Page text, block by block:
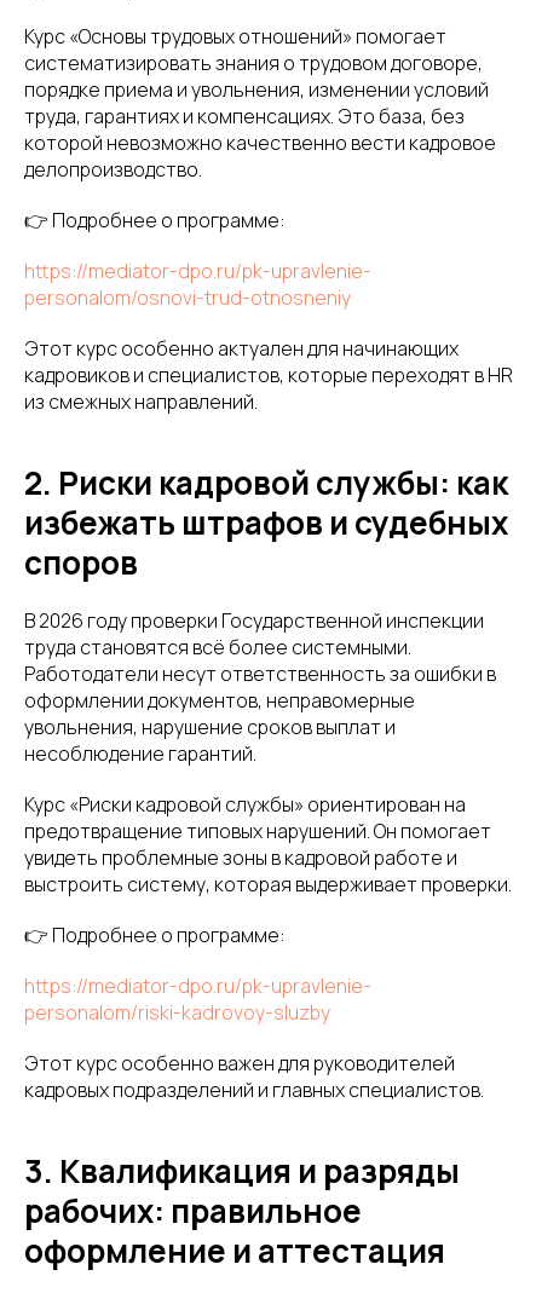
Курс «Основы трудовых отношений» помогает
систематизировать знания о трудовом договоре,
порядке приема и увольнения, изменении условий
труда, гарантиях и компенсациях. Это база, без
которой невозможно качественно вести кадровое
делопроизводство.
👉 Подробнее о программе:
https://mediator-dpo.ru/pk-upravlenie-
personalom/osnovi-trud-otnosneniy
Этот курс особенно актуален для начинающих
кадровиков и специалистов, которые переходят в HR
из смежных направлений.
2. Риски кадровой службы: как
избежать штрафов и судебных
споров
В 2026 году проверки Государственной инспекции
труда становятся всё более системными.
Работодатели несут ответственность за ошибки в
оформлении документов, неправомерные
увольнения, нарушение сроков выплат и
несоблюдение гарантий.
Курс «Риски кадровой службы» ориентирован на
предотвращение типовых нарушений. Он помогает
увидеть проблемные зоны в кадровой работе и
выстроить систему, которая выдерживает проверки.
👉 Подробнее о программе:
https://mediator-dpo.ru/pk-upravlenie-
personalom/riski-kadrovoy-sluzby
Этот курс особенно важен для руководителей
кадровых подразделений и главных специалистов.
3. Квалификация и разряды
рабочих: правильное
оформление и аттестация